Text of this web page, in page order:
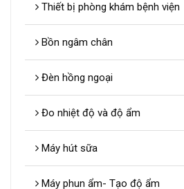
Thiết bị phòng khám bệnh viện
Bồn ngâm chân
Đèn hồng ngoại
Đo nhiệt độ và độ ẩm
Máy hút sữa
Máy phun ẩm- Tạo độ ẩm